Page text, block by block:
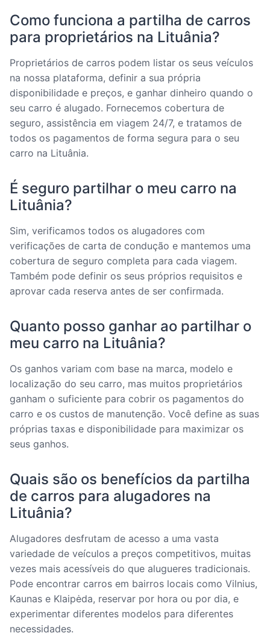
Como funciona a partilha de carros
para proprietários na Lituânia?
Proprietários de carros podem listar os seus veículos
na nossa plataforma, definir a sua própria
disponibilidade e preços, e ganhar dinheiro quando o
seu carro é alugado. Fornecemos cobertura de
seguro, assistência em viagem 24/7, e tratamos de
todos os pagamentos de forma segura para o seu
carro na Lituânia.
É seguro partilhar o meu carro na
Lituânia?
Sim, verificamos todos os alugadores com
verificações de carta de condução e mantemos uma
cobertura de seguro completa para cada viagem.
Também pode definir os seus próprios requisitos e
aprovar cada reserva antes de ser confirmada.
Quanto posso ganhar ao partilhar o
meu carro na Lituânia?
Os ganhos variam com base na marca, modelo e
localização do seu carro, mas muitos proprietários
ganham o suficiente para cobrir os pagamentos do
carro e os custos de manutenção. Você define as suas
próprias taxas e disponibilidade para maximizar os
seus ganhos.
Quais são os benefícios da partilha
de carros para alugadores na
Lituânia?
Alugadores desfrutam de acesso a uma vasta
variedade de veículos a preços competitivos, muitas
vezes mais acessíveis do que alugueres tradicionais.
Pode encontrar carros em bairros locais como Vilnius,
Kaunas e Klaipėda, reservar por hora ou por dia, e
experimentar diferentes modelos para diferentes
necessidades.